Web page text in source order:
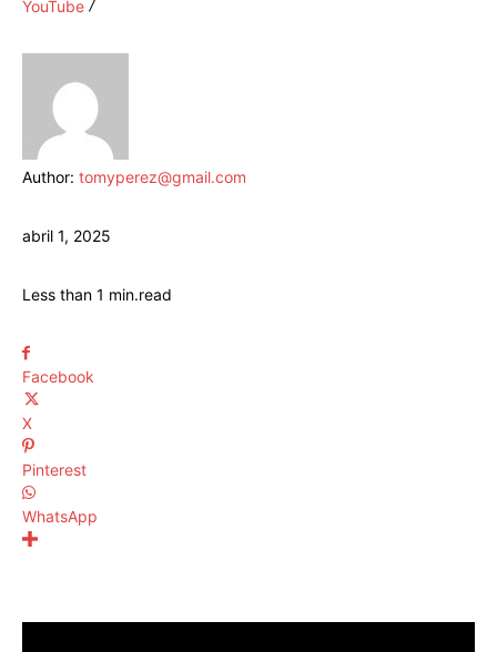
YouTube
Author: tomyperez@gmail.com
abril 1, 2025
Less than 1 min.read
Facebook
X
Pinterest
WhatsApp